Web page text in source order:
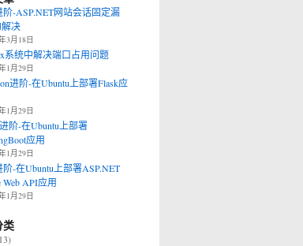
阶-ASP.NET网站会话固定漏
决
3月18日
系统中解决端口占用问题
1月29日
进阶-在Ubuntu上部署Flask应
1月29日
阶-在Ubuntu上部署
应用
1月29日
阶-在Ubuntu上部署ASP.NET
Web API应用
1月29日
类